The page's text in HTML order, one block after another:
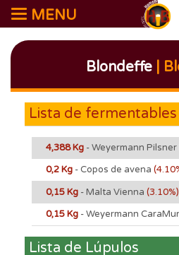
MENU
Blondeffe|
Lista de fermentables
4,388 Kg - Weyermann
0,2 Kg - Copos de avena
0,15 Kg - Malta Vienna (3.10%)
0,15 Kg - Weyermann
Lista de Lúpulos